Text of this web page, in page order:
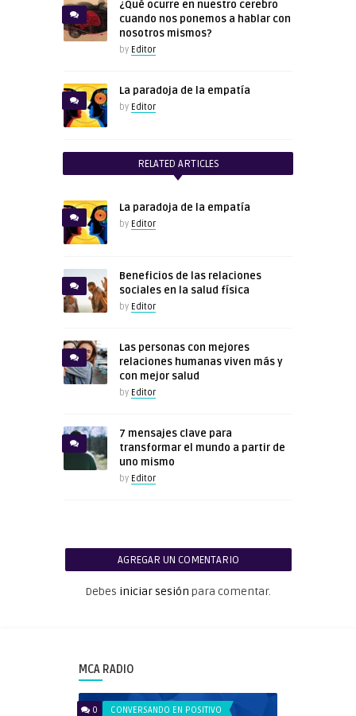
¿Qué ocurre en nuestro cerebro
cuando nos ponemos a hablar con
nosotros mismos?
by Editor
La paradoja de la empatía
by Editor
RELATED ARTICLES
La paradoja de la empatía
by Editor
Beneficios de las relaciones
sociales en la salud física
by Editor
Las personas con mejores
relaciones humanas viven más y
con mejor salud
by Editor
7 mensajes clave para
transformar el mundo a partir de
uno mismo
by Editor
AGREGAR UN COMENTARIO
Debes iniciar sesión para comentar.
MCA RADIO
0 CONVERSANDO EN POSITIVO